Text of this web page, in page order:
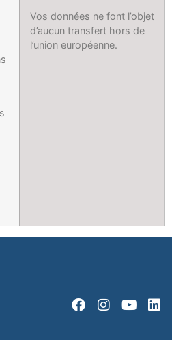
Vos données ne font l’objet
d’aucun transfert hors de
l’union européenne.